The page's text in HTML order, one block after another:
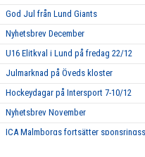
God Jul från Lund Giants
Nyhetsbrev December
U16 Elitkval i Lund på fredag 22/12
Julmarknad på Öveds kloster
Hockeydagar på Intersport 7-10/12
Nyhetsbrev November
ICA Malmborgs fortsätter